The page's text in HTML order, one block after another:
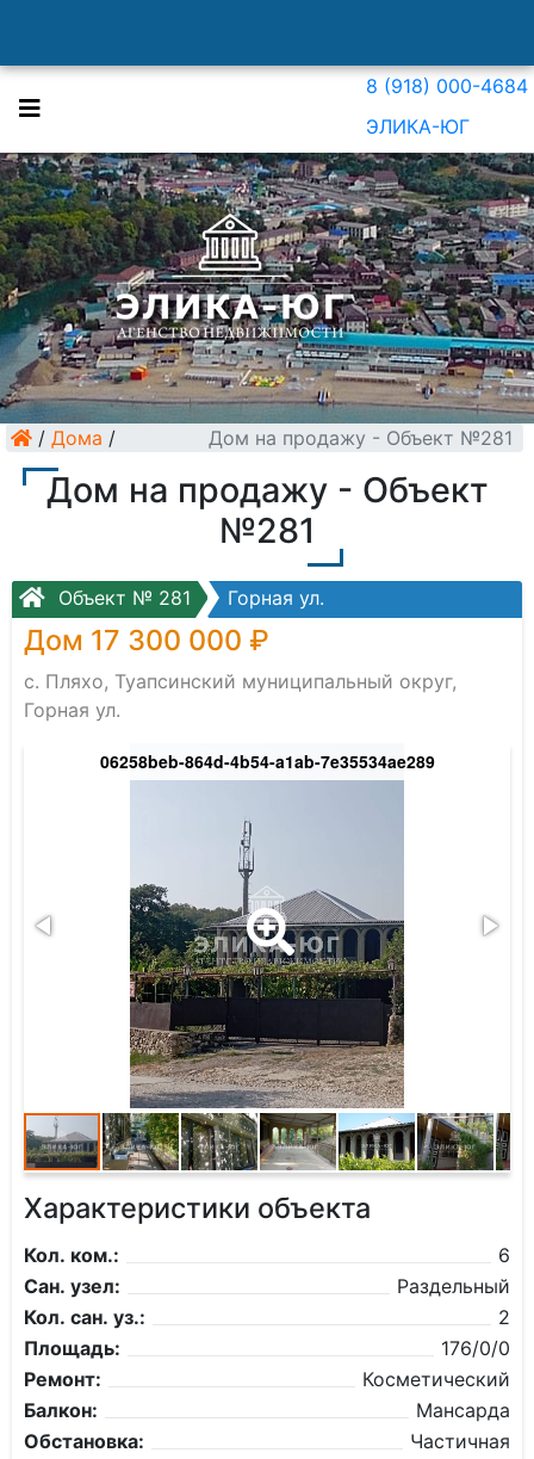
8 (918) 000-4684
ЭЛИКА-ЮГ
/ Дома / Дом на продажу - Объект №281
Дом на продажу - Объект
№281
Объект № 281 Горная ул.
Дом 17 300 000 ₽
с. Пляхо, Туапсинский муниципальный округ,
Горная ул.
06258beb-864d-4b54-a1ab-7e35534ae289
Характеристики объекта
Кол. ком.:
6
Сан. узел:
Раздельный
Кол. сан. уз.:
2
Площадь:
176/0/0
Ремонт:
Косметический
Балкон:
Мансарда
Обстановка:
Частичная